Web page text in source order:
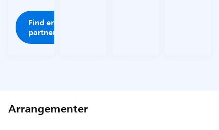
Find en
partner
Arrangementer